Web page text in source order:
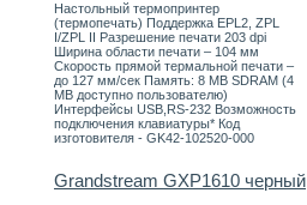
Настольный термопринтер
(термопечать) Поддержка EPL2, ZPL
I/ZPL II Разрешение печати 203 dpi
Ширина области печати – 104 мм
Скорость прямой термальной печати –
до 127 мм/сек Память: 8 MB SDRAM (4
MB доступно пользователю)
Интерфейсы USB,RS-232 Возможность
подключения клавиатуры* Код
изготовителя - GK42-102520-000
Grandstream GXP1610 черный